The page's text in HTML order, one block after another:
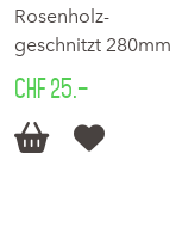
Rosenholz-
geschnitzt 280mm
CHF 25.–
 